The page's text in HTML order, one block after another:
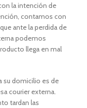
la intención de
contamos con
ante la perdida de
podemos
llega en mal
su domicilio es de
courier externa.
tardan las